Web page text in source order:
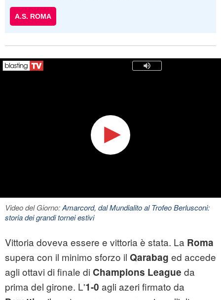
A.S. ROMA
Video del Giorno:Amarcord, dal Mundialito al Trofeo Berlusconi:
storia dei grandi tornei estivi
Vittoria doveva essere e vittoria è stata. La Roma
supera con il minimo sforzo il Qarabag ed accede
agli ottavi di finale di Champions League da
prima del girone. L'1-0 agli azeri firmato da